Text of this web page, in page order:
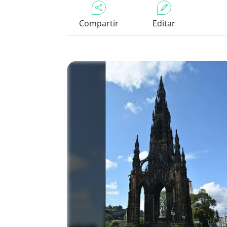
Compartir Editar